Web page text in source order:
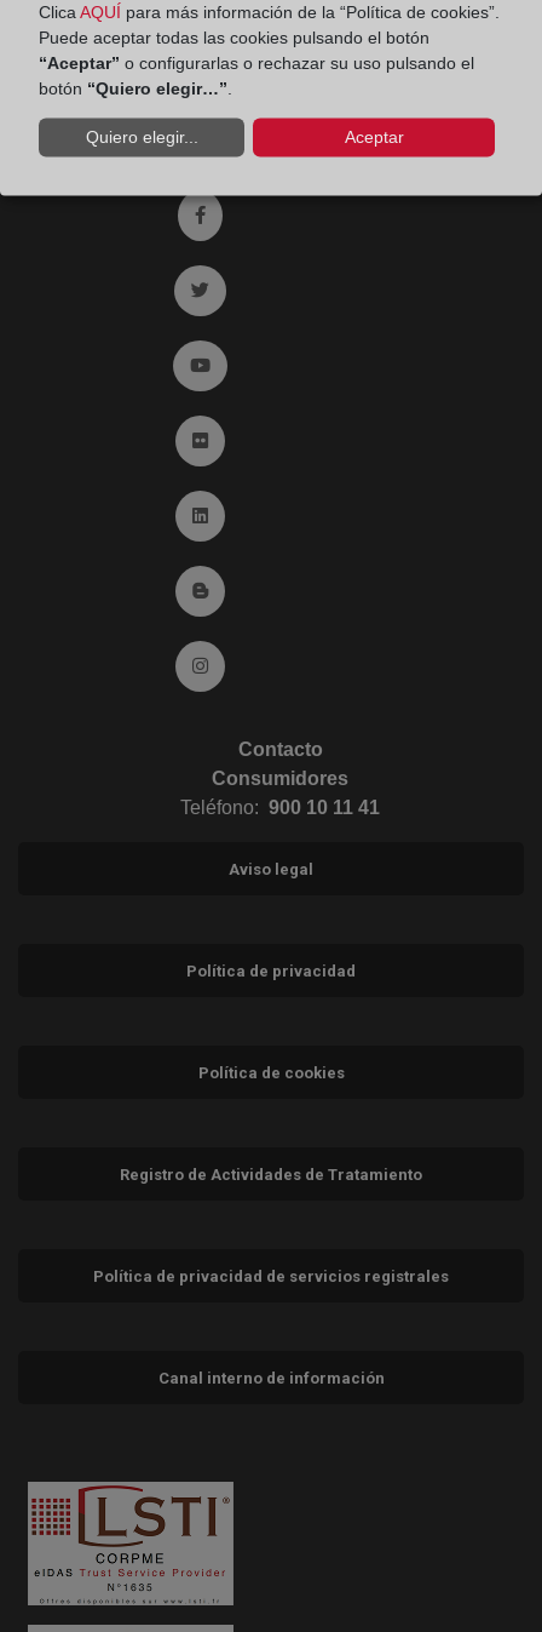
Fax:91 564 11 59
Email:contacto@registradores.org
Registro de entrada del Colegio de registradores
Ir a facebook (abre en ventana nueva)
Ir a twitter (abre en ventana nueva)
Ir a YouTube (abre en ventana nueva)
Ir a Flickr (abre en ventana nueva)
Ir a Linkedin (abre en ventana nueva)
Ir al Blog (abre en ventana nueva)
Ir a Instagram (abre en ventana nueva)
Contacto
Consumidores
Teléfono: 900 10 11 41
Aviso legal
Política de privacidad
Política de cookies
Registro de Actividades de Tratamiento
Política de privacidad de servicios registrales
Canal interno de información
Clica AQUÍ para más información de la “Política de cookies”.
Puede aceptar todas las cookies pulsando el botón
“Aceptar” o configurarlas o rechazar su uso pulsando el
botón “Quiero elegir…”
Quiero elegir... Aceptar